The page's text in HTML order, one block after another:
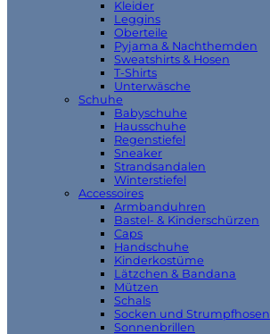
Kleider
Leggins
Oberteile
Pyjama & Nachthemden
Sweatshirts & Hosen
T-Shirts
Unterwäsche
Schuhe
Babyschuhe
Hausschuhe
Regenstiefel
Sneaker
Strandsandalen
Winterstiefel
Accessoires
Armbanduhren
Bastel- & Kinderschürzen
Caps
Handschuhe
Kinderkostüme
Lätzchen & Bandana
Mützen
Schals
Socken und Strumpfhosen
Sonnenbrillen